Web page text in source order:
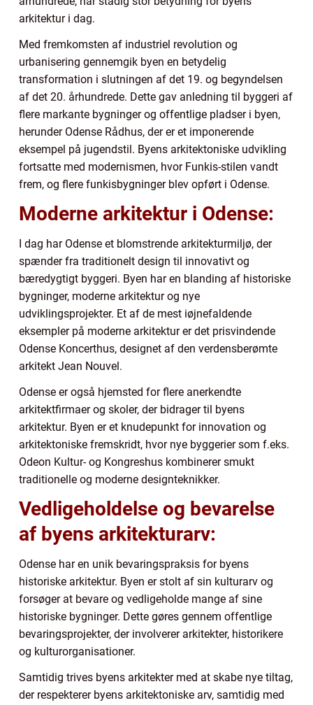
arkitektur i dag.
Med fremkomsten af industriel revolution og
urbanisering gennemgik byen en betydelig
transformation i slutningen af det 19. og begyndelsen
af det 20. århundrede. Dette gav anledning til byggeri af
flere markante bygninger og offentlige pladser i byen,
herunder Odense Rådhus, der er et imponerende
eksempel på jugendstil. Byens arkitektoniske udvikling
fortsatte med modernismen, hvor Funkis-stilen vandt
frem, og flere funkisbygninger blev opført i Odense.
Moderne arkitektur i Odense:
I dag har Odense et blomstrende arkitekturmiljø, der
spænder fra traditionelt design til innovativt og
bæredygtigt byggeri. Byen har en blanding af historiske
bygninger, moderne arkitektur og nye
udviklingsprojekter. Et af de mest iøjnefaldende
eksempler på moderne arkitektur er det prisvindende
Odense Koncerthus, designet af den verdensberømte
arkitekt Jean Nouvel.
Odense er også hjemsted for flere anerkendte
arkitektfirmaer og skoler, der bidrager til byens
arkitektur. Byen er et knudepunkt for innovation og
arkitektoniske fremskridt, hvor nye byggerier som f.eks.
Odeon Kultur- og Kongreshus kombinerer smukt
traditionelle og moderne designteknikker.
Vedligeholdelse og bevarelse
af byens arkitekturarv:
Odense har en unik bevaringspraksis for byens
historiske arkitektur. Byen er stolt af sin kulturarv og
forsøger at bevare og vedligeholde mange af sine
historiske bygninger. Dette gøres gennem offentlige
bevaringsprojekter, der involverer arkitekter, historikere
og kulturorganisationer.
Samtidig trives byens arkitekter med at skabe nye tiltag,
der respekterer byens arkitektoniske arv, samtidig med